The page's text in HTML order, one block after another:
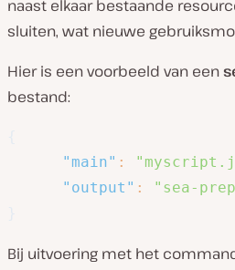
naast elkaar bestaande
sluiten, wat nieuwe
Hier is een voorbeeld van een
bestand:
"main" :
"output" :
"sea-
Bij uitvoering met het